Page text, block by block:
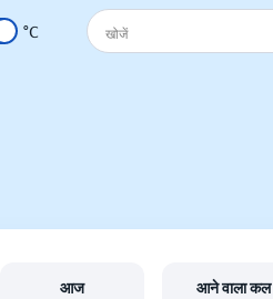
°C
आज आने वाला कल